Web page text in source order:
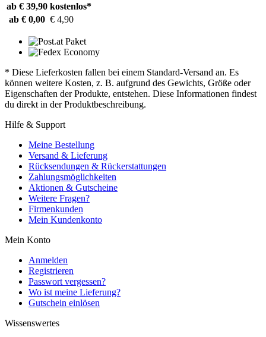
ab € 39,90 kostenlos*
ab € 0,00 € 4,90
* Diese Lieferkosten fallen bei einem Standard-Versand an. Es
können weitere Kosten, z. B. aufgrund des Gewichts, Größe oder
Eigenschaften der Produkte, entstehen. Diese Informationen findest
du direkt in der Produktbeschreibung.
Hilfe & Support
Meine Bestellung
Versand & Lieferung
Rücksendungen & Rückerstattungen
Zahlungsmöglichkeiten
Aktionen & Gutscheine
Weitere Fragen?
Firmenkunden
Mein Kundenkonto
Mein Konto
Anmelden
Registrieren
Passwort vergessen?
Wo ist meine Lieferung?
Gutschein einlösen
Wissenswertes